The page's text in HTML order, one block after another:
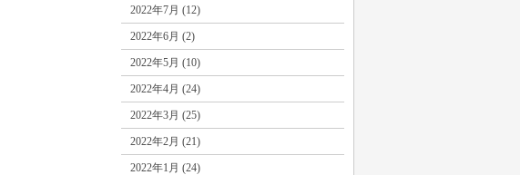
2022年7月 (12)
2022年6月 (2)
2022年5月 (10)
2022年4月 (24)
2022年3月 (25)
2022年2月 (21)
2022年1月 (24)